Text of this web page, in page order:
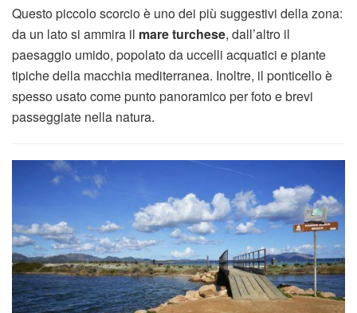
Questo piccolo scorcio è uno dei più suggestivi della zona:
da un lato si ammira il mare turchese, dall’altro il
paesaggio umido, popolato da uccelli acquatici e piante
tipiche della macchia mediterranea. Inoltre, il ponticello è
spesso usato come punto panoramico per foto e brevi
passeggiate nella natura.